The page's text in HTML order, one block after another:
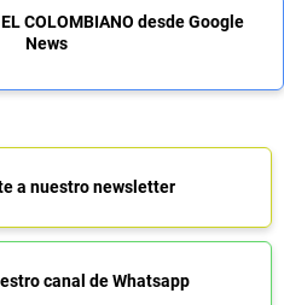
COLOMBIANO desde Google
News
a nuestro newsletter
canal de Whatsapp